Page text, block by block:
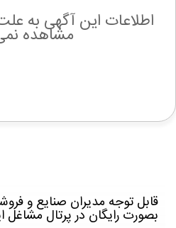
اطلاعات این آگهی به
مشاهده
قابل توجه مدیران صنایع و
بصورت رایگان در پرتال